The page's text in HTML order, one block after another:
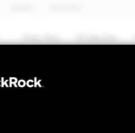
MULTI-ASSET
BGF Global